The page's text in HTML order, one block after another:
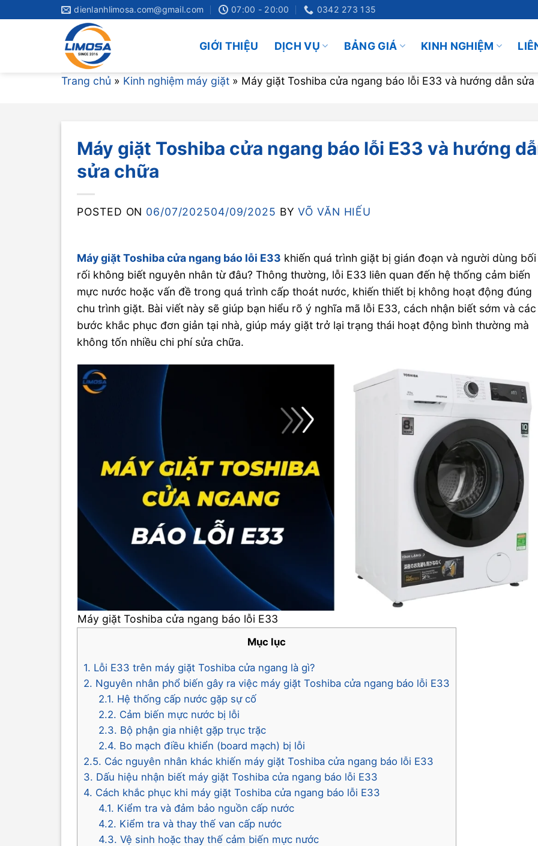
dienlanhlimosa.com@gmail.com 07:00 - 20:00 0342 273 135
GIỚI THIỆU DỊCH VỤ BẢNG GIÁ KINH NGHIỆM
Trang chủ » Kinh nghiệm máy giặt » Máy giặt Toshiba cửa ngang báo lỗi E33 và hướng dẫn sửa
Máy giặt Toshiba cửa ngang báo lỗi E33 và hướng
sửa chữa
POSTED ON 06/07/202504/09/2025 BYVÕ VĂN HIẾU
Máy giặt Toshiba cửa ngang báo lỗi E33 khiến quá trình giặt bị gián đoạn và người dùng bối
rối không biết nguyên nhân từ đâu? Thông thường, lỗi E33 liên quan đến hệ thống cảm biến
mực nước hoặc vấn đề trong quá trình cấp thoát nước, khiến thiết bị không hoạt động đúng
chu trình giặt. Bài viết này sẽ giúp bạn hiểu rõ ý nghĩa mã lỗi E33, cách nhận biết sớm và các
bước khắc phục đơn giản tại nhà, giúp máy giặt trở lại trạng thái hoạt động bình thường mà
không tốn nhiều chi phí sửa chữa.
Máy giặt Toshiba cửa ngang báo lỗi E33
Mục lục
1. Lỗi E33 trên máy giặt Toshiba cửa ngang là gì?
2. Nguyên nhân phổ biến gây ra việc máy giặt Toshiba cửa ngang báo lỗi E33
2.1. Hệ thống cấp nước gặp sự cố
2.2. Cảm biến mực nước bị lỗi
2.3. Bộ phận gia nhiệt gặp trục trặc
2.4. Bo mạch điều khiển (board mạch) bị lỗi
2.5. Các nguyên nhân khác khiến máy giặt Toshiba cửa ngang báo lỗi E33
3. Dấu hiệu nhận biết máy giặt Toshiba cửa ngang báo lỗi E33
4. Cách khắc phục khi máy giặt Toshiba cửa ngang báo lỗi E33
4.1. Kiểm tra và đảm bảo nguồn cấp nước
4.2. Kiểm tra và thay thế van cấp nước
4.3. Vệ sinh hoặc thay thế cảm biến mực nước